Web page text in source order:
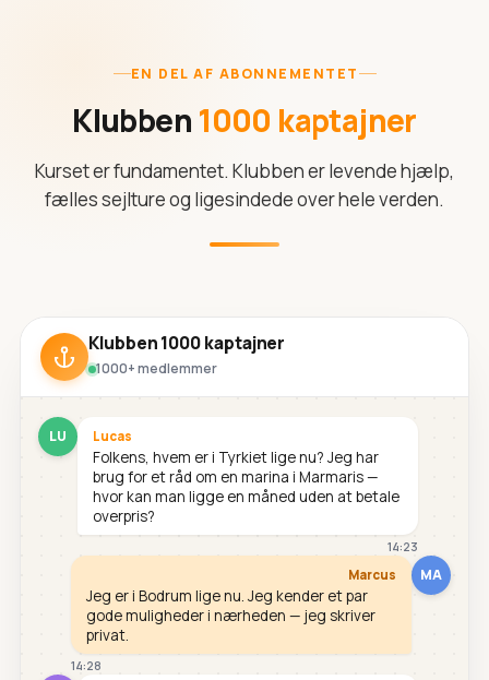
EN DEL AF ABONNEMENTET
Klubben 1000 kaptajner
Kurset er fundamentet. Klubben er levende hjælp,
fælles sejlture og ligesindede over hele verden.
Klubben 1000 kaptajner
1000+ medlemmer
LU Lucas
Folkens, hvem er i Tyrkiet lige nu? Jeg har
brug for et råd om en marina i Marmaris —
hvor kan man ligge en måned uden at betale
overpris?
14:23
MA
Marcus
Jeg er i Bodrum lige nu. Jeg kender et par
gode muligheder i nærheden — jeg skriver
privat.
14:28